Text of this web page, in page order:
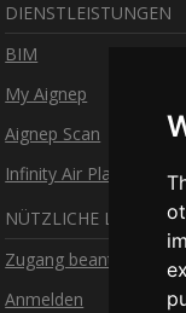
DIENSTLEISTUNGEN
BIM
My Aignep
Aignep Scan
Infinity Air Planner
NÜTZLICHE LINKS
Zugang beantragen
Anmelden